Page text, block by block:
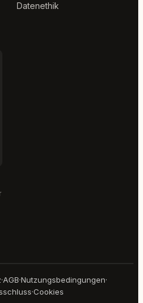
Datenethik
·AGB·Nutzungsbedingungen·
·Cookies